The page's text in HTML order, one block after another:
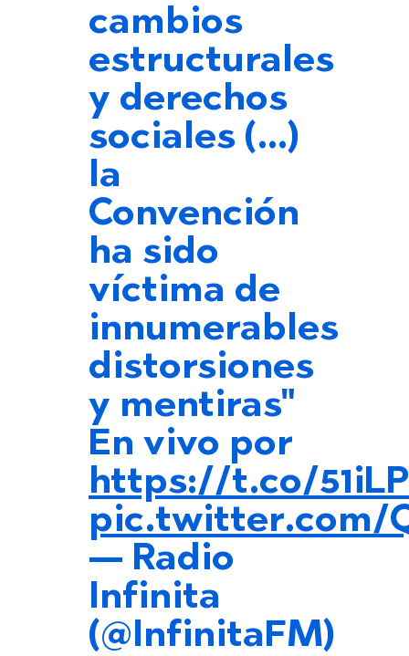
cambios
estructurales
y derechos
sociales (…)
la
Convención
ha sido
víctima de
innumerables
distorsiones
y mentiras"
En vivo por
https://t.co/
pic.twitter.com/
— Radio
Infinita
(@InfinitaFM)